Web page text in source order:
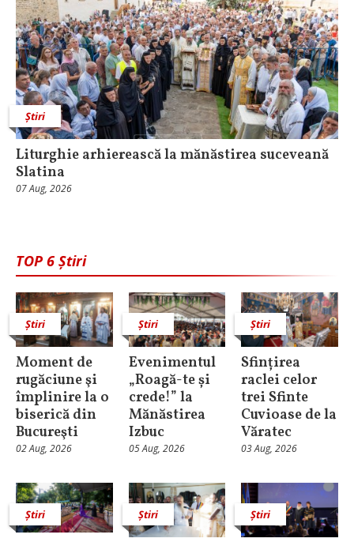
Știri
Liturghie arhierească la mănăstirea suceveană
Slatina
07 Aug, 2026
TOP 6 Știri
Știri
Moment de
rugăciune şi
împlinire la o
biserică din
Bucureşti
02 Aug, 2026
Știri
Evenimentul
„Roagă-te și
crede!” la
Mănăstirea
Izbuc
05 Aug, 2026
Știri
Sfințirea
raclei celor
trei Sfinte
Cuvioase de la
Văratec
03 Aug, 2026
Știri Știri Știri